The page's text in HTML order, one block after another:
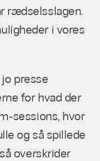
rædselsslagen.
i vores
presse
for hvad der
sessions, hvor
og så spillede
overskrider